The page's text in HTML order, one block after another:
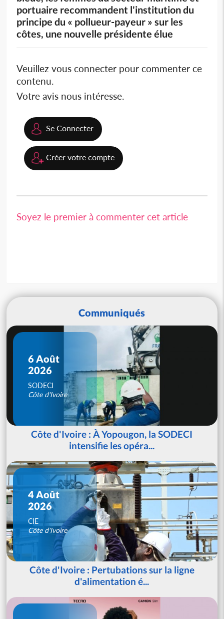
portuaire recommandent l'institution du
principe du « pollueur-payeur » sur les
côtes, une nouvelle présidente élue
Veuillez vous connecter pour commenter ce
contenu.
Votre avis nous intéresse.
Se Connecter
Créer votre compte
Soyez le premier à commenter cet article
Communiqués
6 Août
2026
SODECI
Côte d'Ivoire
Côte d'Ivoire : À Yopougon, la SODECI
intensifie les opéra...
4 Août
2026
CIE
Côte d'Ivoire
Côte d'Ivoire : Pertubations sur la ligne
d'alimentation é...